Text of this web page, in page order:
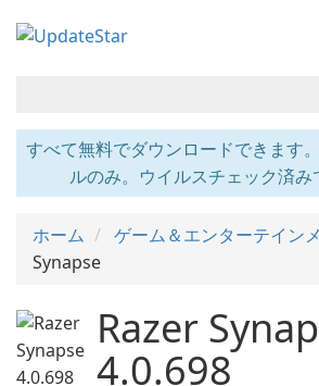
すべて無料でダウンロードできます
ルのみ。ウイルスチェック済み
ホーム ゲーム＆エンターテイン
Synapse
Razer
4.0.698